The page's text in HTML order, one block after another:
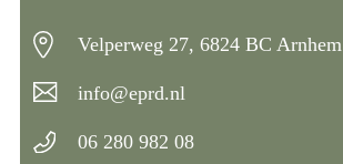
Velperweg 27, 6824 BC Arnhem
info@eprd.nl
06 280 982 08